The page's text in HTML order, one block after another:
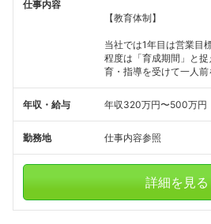
仕事内容
【教育体制】
当社では1年目は営業目
程度は「育成期間」と
育・指導を受けて一人
年収・給与 年収320万円〜500万円
勤務地 仕事内容参照
詳細を見る